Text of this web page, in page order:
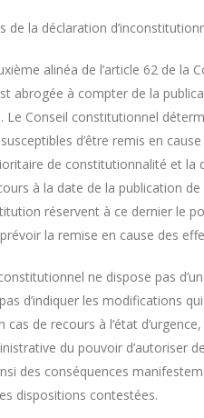
de la déclaration
alinéa de l’article 62 de
abrogée à compter de la
Le Conseil constitutionnel
d’être remis en
de constitutionnalité et la
à la date de la publication
réservent à ce dernier le
la remise en cause des
ne dispose pas
d’indiquer les modifications
cas de recours à l’état
du pouvoir d’autoriser
des conséquences
dispositions contestées.